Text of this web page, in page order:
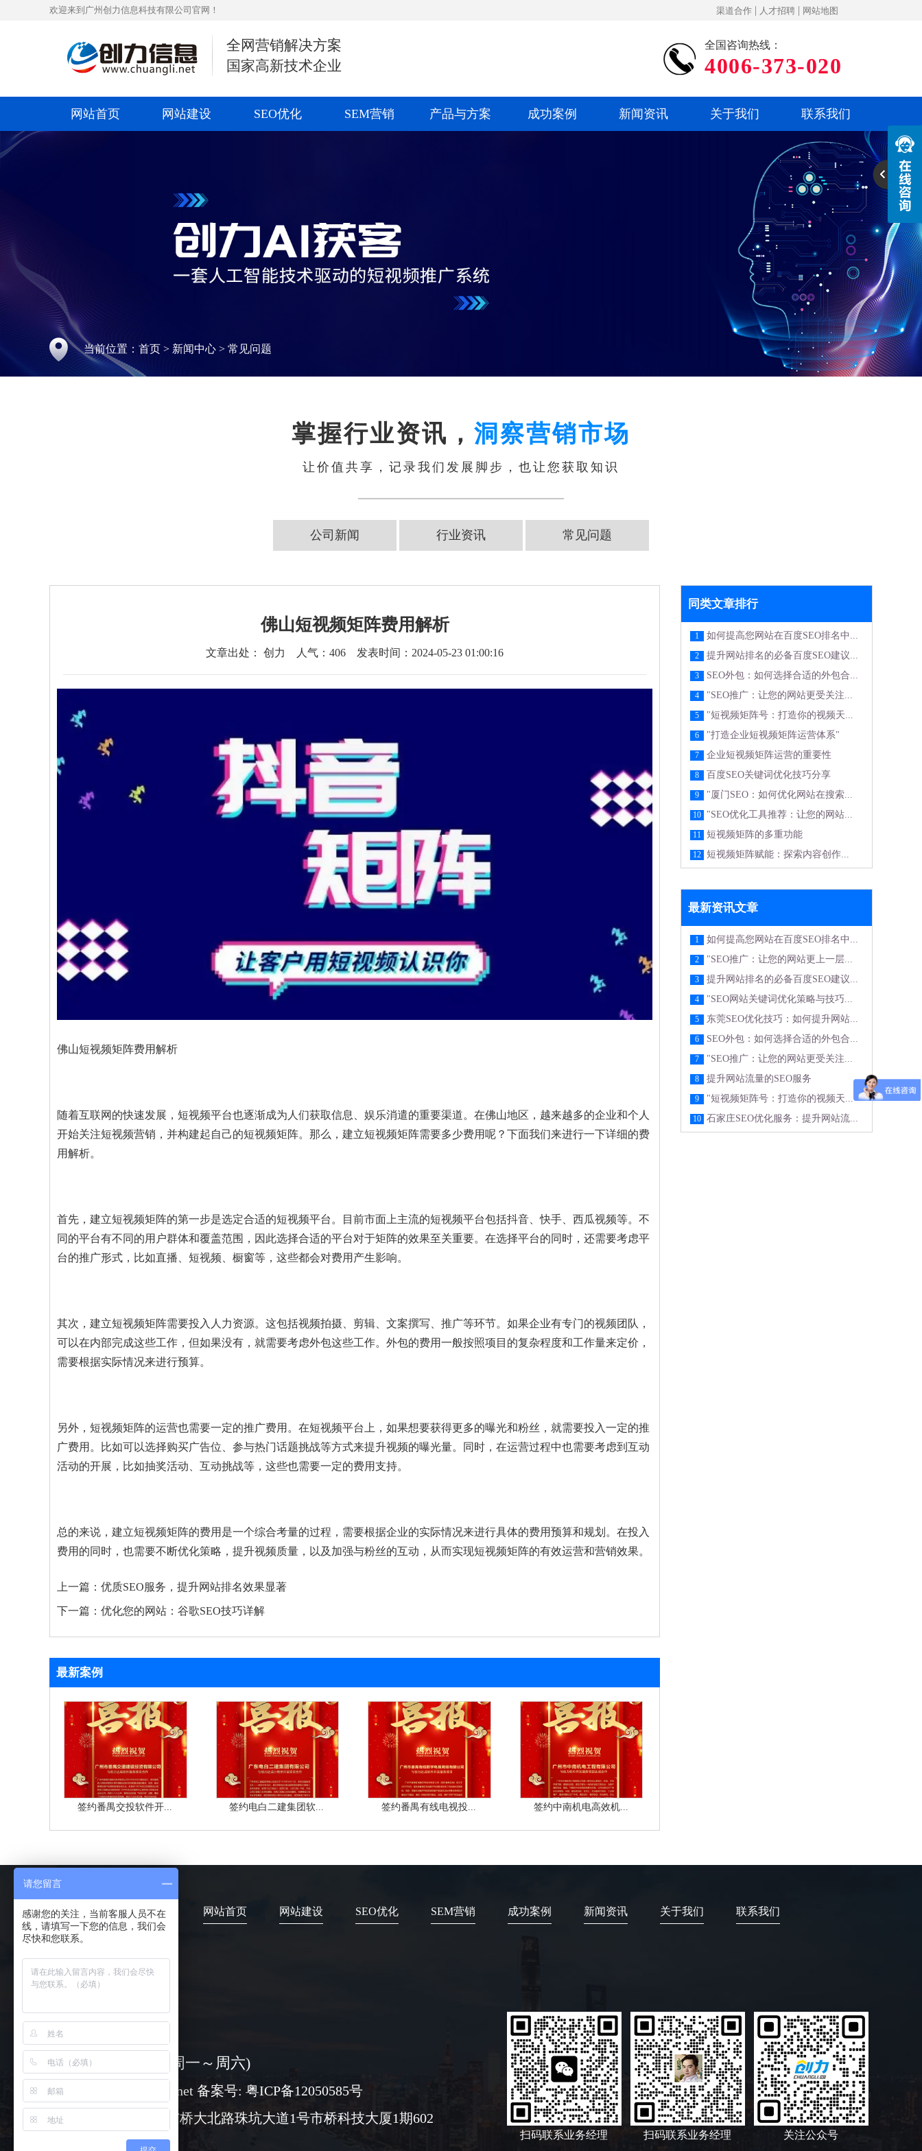
欢迎来到广州创力信息科技有限公司官网！ 渠道合作 | 人才招聘 | 网站地图
全网营销解决方案
国家高新技术企业
全国咨询热线：
4006-373-020
网站首页 网站建设 SEO优化 SEM营销 产品与方案 成功案例 新闻资讯 关于我们 联系我们
当前位置： 首页 > 新闻中心 > 常见问题
掌握行业资讯， 洞察营销市场
让价值共享，记录我们发展脚步，也让您获取知识
公司新闻 行业资讯 常见问题
佛山短视频矩阵费用解析
文章出处： 创力 人气： 406 发表时间：2024-05-23 01:00:16
佛山短视频矩阵费用解析
随着互联网的快速发展，短视频平台也逐渐成为人们获取信息、娱乐消遣的重要渠道。在佛山地区，越来越多的企业和个人
开始关注短视频营销，并构建起自己的短视频矩阵。那么，建立短视频矩阵需要多少费用呢？下面我们来进行一下详细的费
用解析。
首先，建立短视频矩阵的第一步是选定合适的短视频平台。目前市面上主流的短视频平台包括抖音、快手、西瓜视频等。不
同的平台有不同的用户群体和覆盖范围，因此选择合适的平台对于矩阵的效果至关重要。在选择平台的同时，还需要考虑平
台的推广形式，比如直播、短视频、橱窗等，这些都会对费用产生影响。
其次，建立短视频矩阵需要投入人力资源。这包括视频拍摄、剪辑、文案撰写、推广等环节。如果企业有专门的视频团队，
可以在内部完成这些工作，但如果没有，就需要考虑外包这些工作。外包的费用一般按照项目的复杂程度和工作量来定价，
需要根据实际情况来进行预算。
另外，短视频矩阵的运营也需要一定的推广费用。在短视频平台上，如果想要获得更多的曝光和粉丝，就需要投入一定的推
广费用。比如可以选择购买广告位、参与热门话题挑战等方式来提升视频的曝光量。同时，在运营过程中也需要考虑到互动
活动的开展，比如抽奖活动、互动挑战等，这些也需要一定的费用支持。
总的来说，建立短视频矩阵的费用是一个综合考量的过程，需要根据企业的实际情况来进行具体的费用预算和规划。在投入
费用的同时，也需要不断优化策略，提升视频质量，以及加强与粉丝的互动，从而实现短视频矩阵的有效运营和营销效果。
上一篇： 优质SEO服务，提升网站排名效果显著
下一篇： 优化您的网站：谷歌SEO技巧详解
最新案例
签约番禺交投软件开... 签约电白二建集团软... 签约番禺有线电视投... 签约中南机电高效机...
同类文章排行
1 如何提高您网站在百度SEO排名中...
2 提升网站排名的必备百度SEO建议...
3 SEO外包：如何选择合适的外包合...
4 "SEO推广：让您的网站更受关注...
5 "短视频矩阵号：打造你的视频天...
6 "打造企业短视频矩阵运营体系"
7 企业短视频矩阵运营的重要性
8 百度SEO关键词优化技巧分享
9 "厦门SEO：如何优化网站在搜索...
10 "SEO优化工具推荐：让您的网站...
11 短视频矩阵的多重功能
12 短视频矩阵赋能：探索内容创作...
最新资讯文章
1 如何提高您网站在百度SEO排名中...
2 "SEO推广：让您的网站更上一层...
3 提升网站排名的必备百度SEO建议...
4 "SEO网站关键词优化策略与技巧...
5 东莞SEO优化技巧：如何提升网站...
6 SEO外包：如何选择合适的外包合...
7 "SEO推广：让您的网站更受关注...
8 提升网站流量的SEO服务
9 "短视频矩阵号：打造你的视频天...
10 石家庄SEO优化服务：提升网站流...
网站首页 网站建设 SEO优化 SEM营销 成功案例 新闻资讯 关于我们 联系我们
08:30-18:00 ( 周一～周六)
www@chuangli.net 备案号: 粤ICP备12050585号
广州市番禺区市桥大北路珠坑大道1号市桥科技大厦1期602
关注公众号
扫码联系业务经理
扫码联系业务经理
请您留言
感谢您的关注，当前客服人员不在
线，请填写一下您的信息，我们会
尽快和您联系。